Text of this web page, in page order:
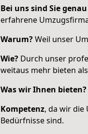
Bei uns sind Sie
erfahrene
Warum?Weil unser
Wie? Durch unser
weitaus mehr bieten
Was wir Ihnen bieten?
Kompetenz, da wir die
Bedürfnisse sind.